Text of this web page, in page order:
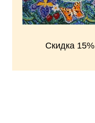
Скидка 15%